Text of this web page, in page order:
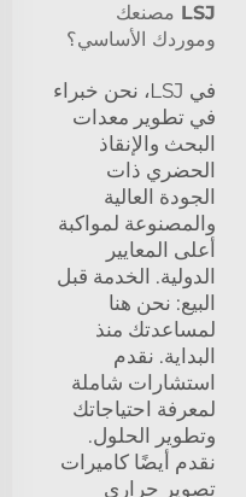
LSJ مصنعك
وموردك الأساسي؟
في LSJ، نحن خبراء
في تطوير معدات
البحث والإنقاذ
الحضري ذات
الجودة العالية
والمصنوعة لمواكبة
أعلى المعايير
الدولية. الخدمة قبل
البيع: نحن هنا
لمساعدتك منذ
البداية. نقدم
استشارات شاملة
لمعرفة احتياجاتك
وتطوير الحلول.
نقدم أيضًا كاميرات
تصوير حراري